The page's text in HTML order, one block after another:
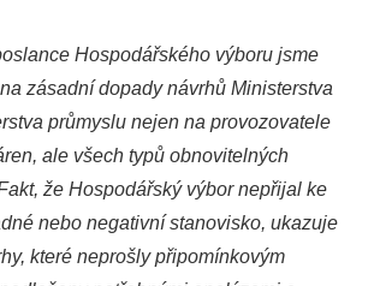
Hospodářského výboru jsme
zásadní dopady návrhů Ministerstva
průmyslu nejen na provozovatele
ale všech typů obnovitelných
že Hospodářský výbor nepřijal ke
nebo negativní stanovisko, ukazuje
které neprošly připomínkovým